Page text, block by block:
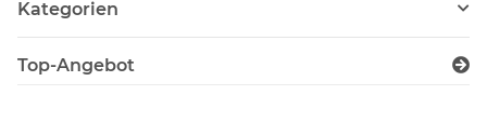
Kategorien
Top-Angebot